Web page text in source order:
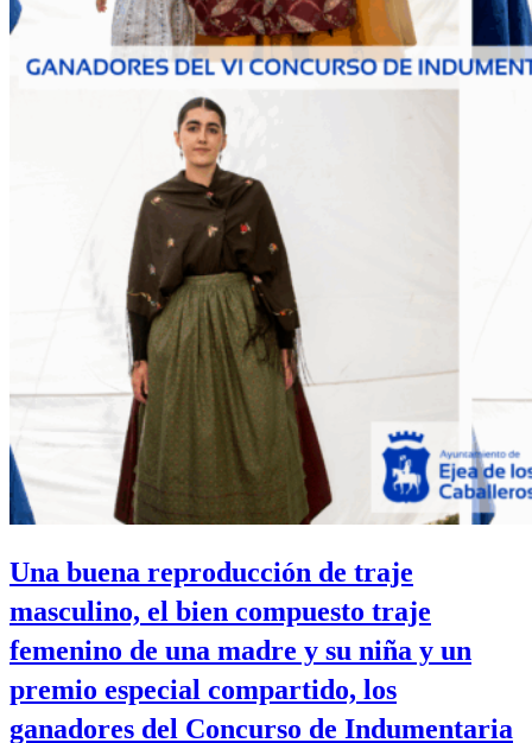
Una buena reproducción de traje
masculino, el bien compuesto traje
femenino de una madre y su niña y un
premio especial compartido, los
ganadores del Concurso de Indumentaria